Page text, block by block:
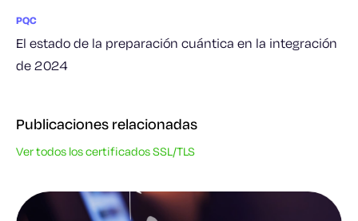
PQC
El estado de la preparación cuántica en la integración
de 2024
Publicaciones relacionadas
Ver todos los certificados SSL/TLS